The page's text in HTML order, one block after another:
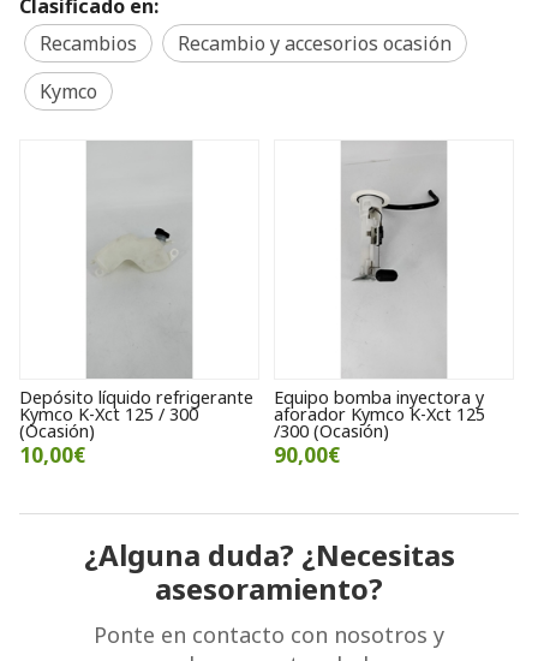
Clasificado en:
Recambios
Recambio y accesorios ocasión
Kymco
Equipo bomba inyectora y
aforador Kymco K-Xct 125
/300 (Ocasión)
90,00€
Llanta delantera Kymco K-Xct
125 / 300 (Ocasión)
75,00€
¿Alguna duda? ¿Necesitas
asesoramiento?
Ponte en contacto con nosotros y